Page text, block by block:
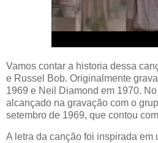
Vamos contar a historia dessa
e Russel Bob. Originalmente
1969 e Neil Diamond em 1970.
alcançado na gravação com o
setembro de 1969, que contou
A letra da canção foi inspirada em